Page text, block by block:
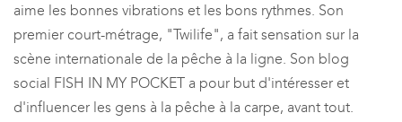
aime les bonnes vibrations et les bons rythmes. Son
premier court-métrage, "Twilife", a fait sensation sur la
scène internationale de la pêche à la ligne. Son blog
social FISH IN MY POCKET a pour but d'intéresser et
d'influencer les gens à la pêche à la carpe, avant tout.